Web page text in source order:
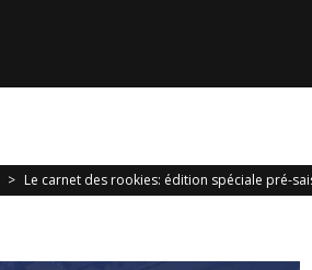
> Le carnet des rookies: édition spéciale pré-